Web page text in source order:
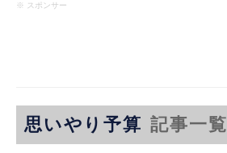
※ スポンサー
思いやり予算 記事一覧